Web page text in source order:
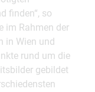
finden“, so
im Rahmen der
in Wien und
rund um die
gebildet